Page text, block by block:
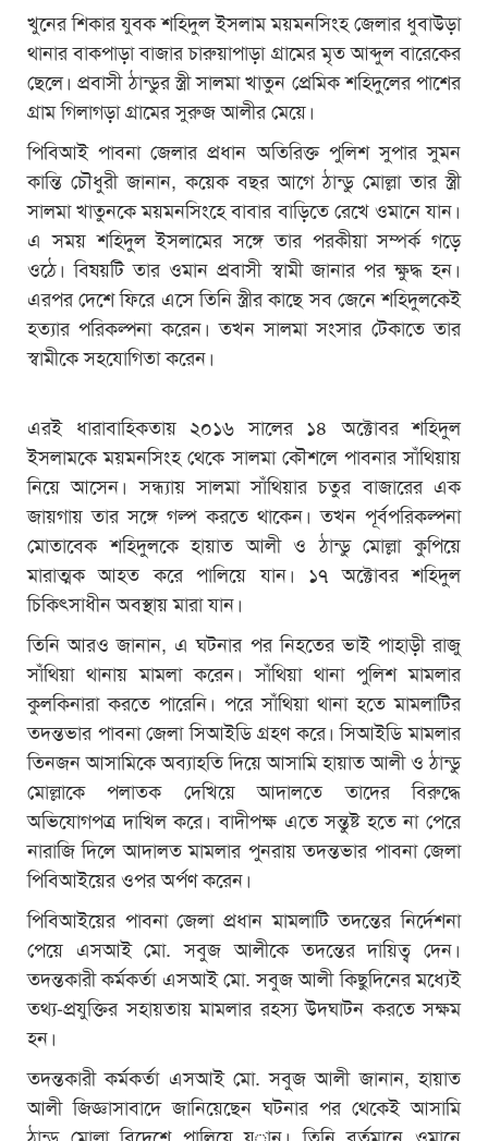
খুনের শিকার যুবক শহিদুল ইসলাম ময়মনসিংহ জেলার ধুবাউড়া
থানার বাকপাড়া বাজার চারুয়াপাড়া গ্রামের মৃত আব্দুল বারেকের
ছেলে। প্রবাসী ঠান্ডুর স্ত্রী সালমা খাতুন প্রেমিক শহিদুলের পাশের
গ্রাম গিলাগড়া গ্রামের সুরুজ আলীর মেয়ে।
পিবিআই পাবনা জেলার প্রধান অতিরিক্ত পুলিশ সুপার সুমন
কান্তি চৌধুরী জানান, কয়েক বছর আগে ঠান্ডু মোল্লা তার স্ত্রী
সালমা খাতুনকে ময়মনসিংহে বাবার বাড়িতে রেখে ওমানে যান।
এ সময় শহিদুল ইসলামের সঙ্গে তার পরকীয়া সম্পর্ক গড়ে
ওঠে। বিষয়টি তার ওমান প্রবাসী স্বামী জানার পর ক্ষুদ্ধ হন।
এরপর দেশে ফিরে এসে তিনি স্ত্রীর কাছে সব জেনে শহিদুলকেই
হত্যার পরিকল্পনা করেন। তখন সালমা সংসার টেকাতে তার
স্বামীকে সহযোগিতা করেন।
এরই ধারাবাহিকতায় ২০১৬ সালের ১৪ অক্টোবর শহিদুল
ইসলামকে ময়মনসিংহ থেকে সালমা কৌশলে পাবনার সাঁথিয়ায়
নিয়ে আসেন। সন্ধ্যায় সালমা সাঁথিয়ার চতুর বাজারের এক
জায়গায় তার সঙ্গে গল্প করতে থাকেন। তখন পূর্বপরিকল্পনা
মোতাবেক শহিদুলকে হায়াত আলী ও ঠান্ডু মোল্লা কুপিয়ে
মারাত্মক আহত করে পালিয়ে যান। ১৭ অক্টোবর শহিদুল
চিকিৎসাধীন অবস্থায় মারা যান।
তিনি আরও জানান, এ ঘটনার পর নিহতের ভাই পাহাড়ী রাজু
সাঁথিয়া থানায় মামলা করেন। সাঁথিয়া থানা পুলিশ মামলার
কুলকিনারা করতে পারেনি। পরে সাঁথিয়া থানা হতে মামলাটির
তদন্তভার পাবনা জেলা সিআইডি গ্রহণ করে। সিআইডি মামলার
তিনজন আসামিকে অব্যাহতি দিয়ে আসামি হায়াত আলী ও ঠান্ডু
মোল্লাকে পলাতক দেখিয়ে আদালতে তাদের বিরুদ্ধে
অভিযোগপত্র দাখিল করে। বাদীপক্ষ এতে সন্তুষ্ট হতে না পেরে
নারাজি দিলে আদালত মামলার পুনরায় তদন্তভার পাবনা জেলা
পিবিআইয়ের ওপর অর্পণ করেন।
পিবিআইয়ের পাবনা জেলা প্রধান মামলাটি তদন্তের নির্দেশনা
পেয়ে এসআই মো. সবুজ আলীকে তদন্তের দায়িত্ব দেন।
তদন্তকারী কর্মকর্তা এসআই মো. সবুজ আলী কিছুদিনের মধ্যেই
তথ্য-প্রযুক্তির সহায়তায় মামলার রহস্য উদঘাটন করতে সক্ষম
হন।
তদন্তকারী কর্মকর্তা এসআই মো. সবুজ আলী জানান, হায়াত
আলী জিজ্ঞাসাবাদে জানিয়েছেন ঘটনার পর থেকেই আসামি